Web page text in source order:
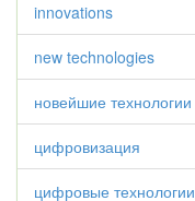
innovations
new technologies
новейшие технологии
цифровизация
цифровые технологии